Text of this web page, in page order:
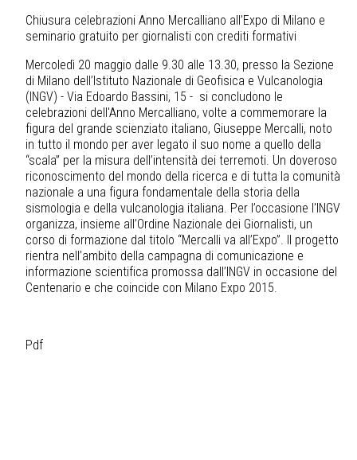
Chiusura celebrazioni Anno Mercalliano all’Expo di Milano e
seminario gratuito per giornalisti con crediti formativi
Mercoledì 20 maggio dalle 9.30 alle 13.30, presso la Sezione
di Milano dell’Istituto Nazionale di Geofisica e Vulcanologia
(INGV) - Via Edoardo Bassini, 15 - si concludono le
celebrazioni dell'Anno Mercalliano, volte a commemorare la
figura del grande scienziato italiano, Giuseppe Mercalli, noto
in tutto il mondo per aver legato il suo nome a quello della
“scala” per la misura dell’intensità dei terremoti. Un doveroso
riconoscimento del mondo della ricerca e di tutta la comunità
nazionale a una figura fondamentale della storia della
sismologia e della vulcanologia italiana. Per l’occasione l'INGV
organizza, insieme all’Ordine Nazionale dei Giornalisti, un
corso di formazione dal titolo “Mercalli va all’Expo”. Il progetto
rientra nell’ambito della campagna di comunicazione e
informazione scientifica promossa dall’INGV in occasione del
Centenario e che coincide con Milano Expo 2015.
Pdf